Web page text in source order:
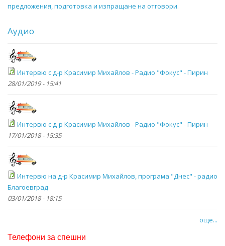
предложения, подготовка и изпращане на отговори.
Аудио
Интервю с д-р Красимир Михайлов - Радио "Фокус" - Пирин
28/01/2019 - 15:41
Интервю с д-р Красимир Михайлов - Радио "Фокус" - Пирин
17/01/2018 - 15:35
Интервю на д-р Красимир Михайлов, програма "Днес" - радио
Благоевград
03/01/2018 - 18:15
още...
Телефони за спешни